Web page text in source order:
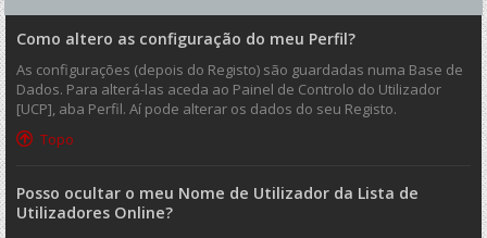
Como altero as configuração do meu Perfil?
As configurações (depois do Registo) são guardadas numa Base de
Dados. Para alterá-las aceda ao Painel de Controlo do Utilizador
[UCP], aba Perfil. Aí pode alterar os dados do seu Registo.
Topo
Posso ocultar o meu Nome de Utilizador da Lista de
Utilizadores Online?